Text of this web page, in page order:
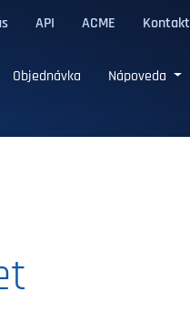
API ACME Kontakt
Objednávka Nápoveda